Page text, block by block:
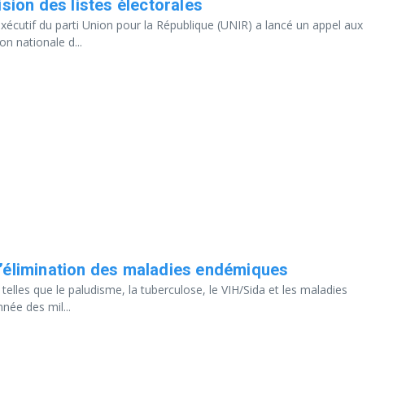
des listes électorales
du parti Union pour la République (UNIR) a lancé un appel aux
nationale d...
des maladies endémiques
que le paludisme, la tuberculose, le VIH/Sida et les maladies
des mil...